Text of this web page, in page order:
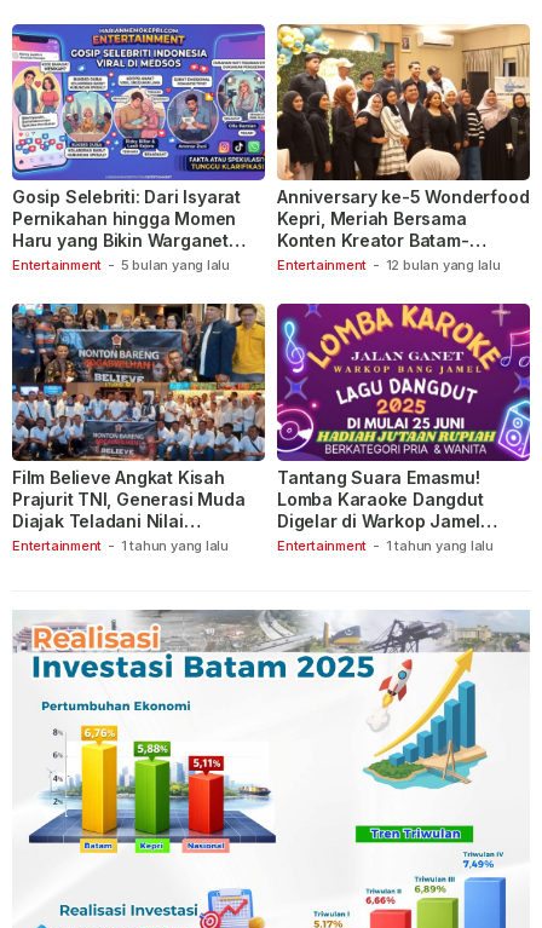
Entertainment - 5 bulan yang lalu
Gosip Selebriti: Dari Isyarat
Pernikahan hingga Momen
Haru yang Bikin Warganet
Berspekulasi
Entertainment - 12 bulan yang lalu
Anniversary ke-5 Wonderfood
Kepri, Meriah Bersama
Konten Kreator Batam-
Tanjungpinang
Entertainment - 1 tahun yang lalu
Film Believe Angkat Kisah
Prajurit TNI, Generasi Muda
Diajak Teladani Nilai
Keberanian
Entertainment - 1 tahun yang lalu
Tantang Suara Emasmu!
Lomba Karaoke Dangdut
Digelar di Warkop Jamel
Ganet